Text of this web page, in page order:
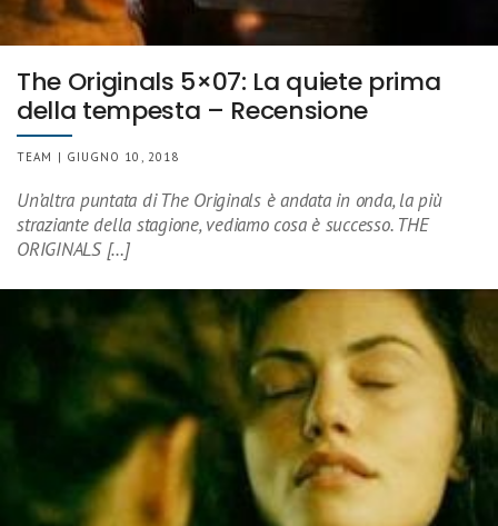
The Originals 5×07: La quiete prima
della tempesta – Recensione
TEAM | GIUGNO 10, 2018
Un’altra puntata di The Originals è andata in onda, la più
straziante della stagione, vediamo cosa è successo. THE
ORIGINALS […]